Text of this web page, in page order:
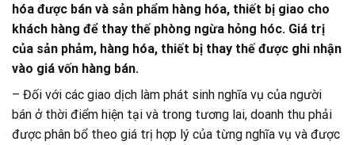
hóa được bán và sản phẩm hàng hóa, thiết bị giao cho
khách hàng để thay thế phòng ngừa hỏng hóc. Giá trị
của sản phảm, hàng hóa, thiết bị thay thế được ghi nhận
vào giá vốn hàng bán.
– Đối với các giao dịch làm phát sinh nghĩa vụ của người
bán ở thời điểm hiện tại và trong tương lai, doanh thu phải
được phân bổ theo giá trị hợp lý của từng nghĩa vụ và được